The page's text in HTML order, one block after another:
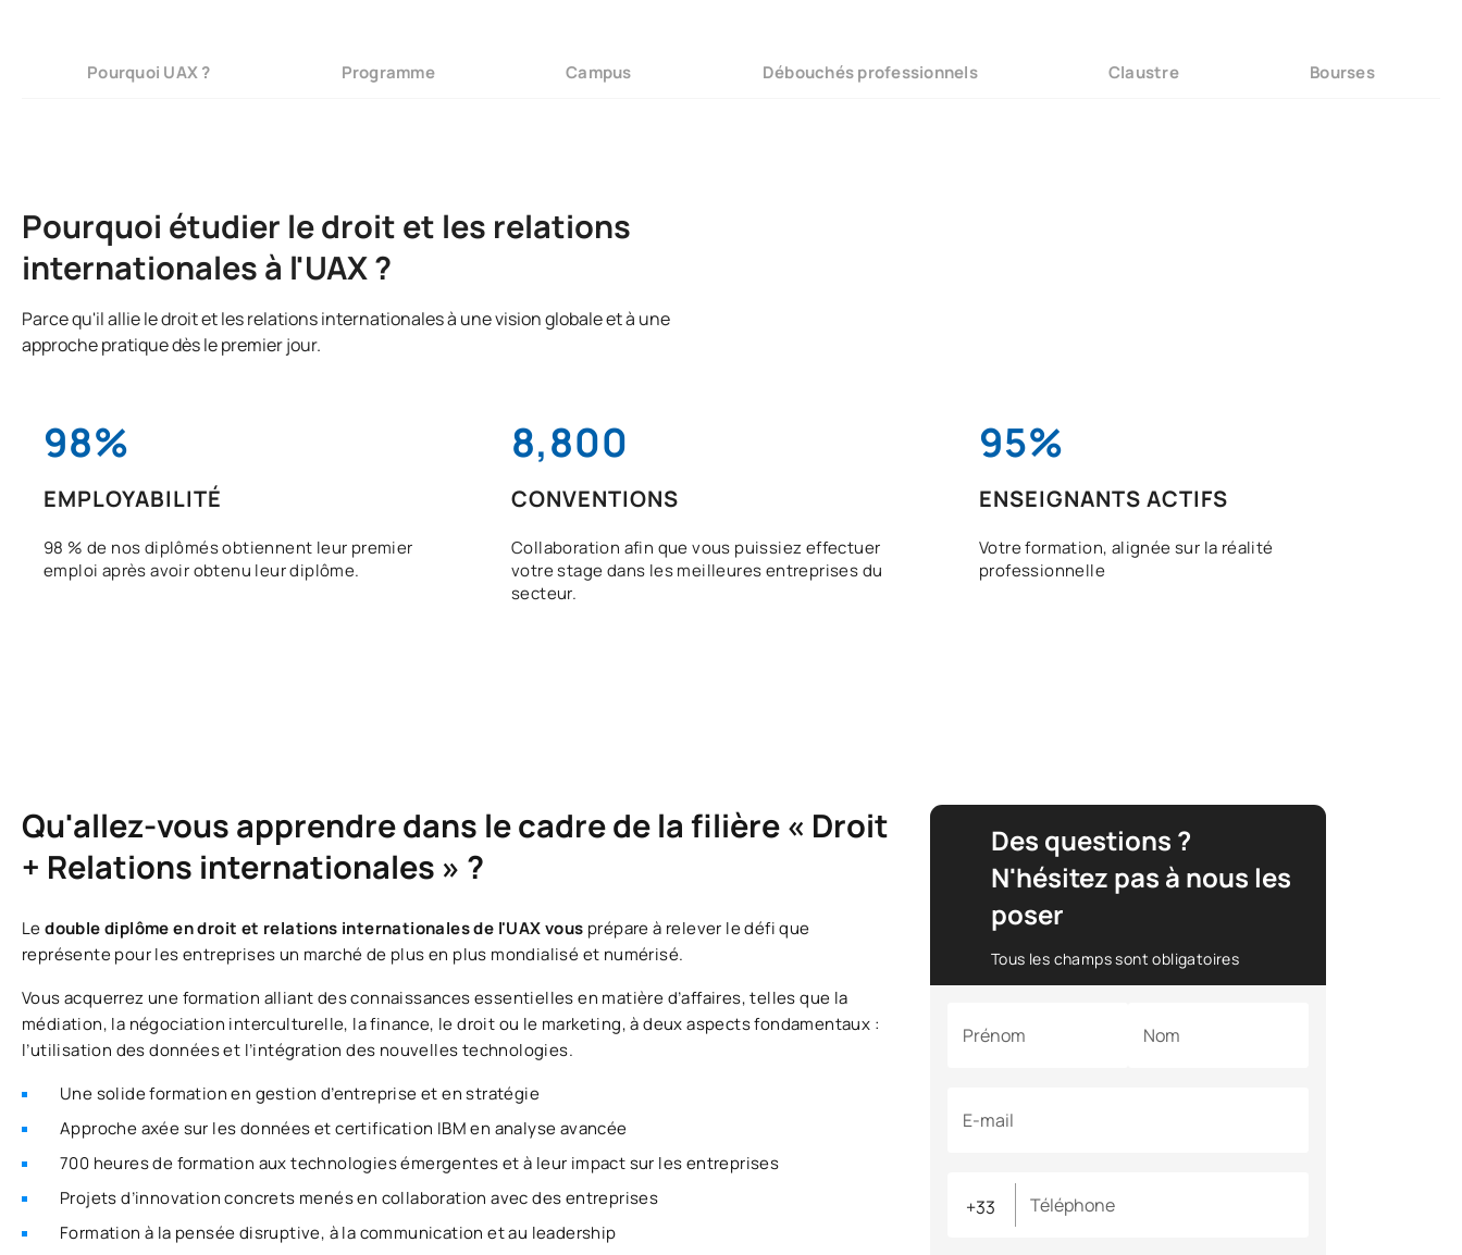
Pourquoi UAX ? Programme Campus Débouchés professionnels Claustre Bourses
Pourquoi étudier le droit et les relations
internationales à l'UAX ?
Parce qu'il allie le droit et les relations internationales à une vision globale et à une
approche pratique dès le premier jour.
98%
EMPLOYABILITÉ
98 % de nos diplômés obtiennent leur premier
emploi après avoir obtenu leur diplôme.
8,800
CONVENTIONS
Collaboration afin que vous puissiez effectuer
votre stage dans les meilleures entreprises du
secteur.
95%
ENSEIGNANTS ACTIFS
Votre formation, alignée sur la réalité
professionnelle
Qu'allez-vous apprendre dans le cadre de la filière « Droit
+ Relations internationales » ?
Ledouble diplôme en droit et relations internationales de l'UAX vous prépare à relever le défi que
représente pour les entreprises un marché de plus en plus mondialisé et numérisé.
Vous acquerrez une formation alliant des connaissances essentielles en matière d’affaires, telles que la
médiation, la négociation interculturelle, la finance, le droit ou le marketing, à deux aspects fondamentaux :
l’utilisation des données et l’intégration des nouvelles technologies.
Une solide formation en gestion d’entreprise et en stratégie
Approche axée sur les données et certification IBM en analyse avancée
700 heures de formation aux technologies émergentes et à leur impact sur les entreprises
Projets d’innovation concrets menés en collaboration avec des entreprises
Formation à la pensée disruptive, à la communication et au leadership
Des questions ?
N'hésitez pas à nous les
poser
Tous les champs sont obligatoires
Prénom Nom
E-mail
Téléphone